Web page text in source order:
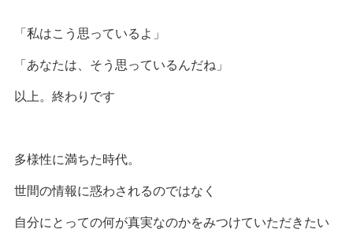
「私はこう思っているよ」
「あなたは、そう思っているんだね」
以上。終わりです
多様性に満ちた時代。
世間の情報に惑わされるのではなく
自分にとっての何が真実なのかをみつけていただきたい